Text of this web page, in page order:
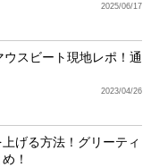
2025/06/17
スビート現地レポ！通
2023/04/26
げる方法！グリーティ
！